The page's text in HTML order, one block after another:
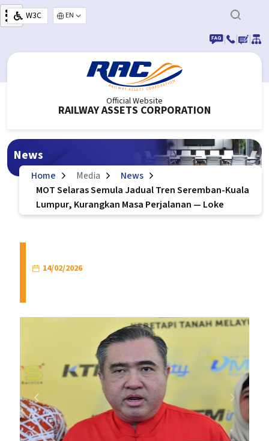
Skip to main content
W3C
Select your language
|
| |
Official Website
RAILWAY ASSETS CORPORATION
News
Home Media
News
MOT Selaras Semula Jadual Tren Seremban-Kuala
Lumpur, Kurangkan Masa Perjalanan — Loke
14/02/2026